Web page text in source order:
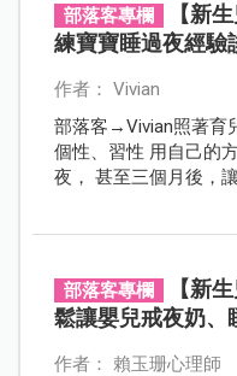
部落客專欄
【新
練寶寶睡過夜經驗
作者： Vivian
部落客→Vivian照著育
個性、習性 用自己的
夜， 甚至三個月後，
部落客專欄
【新
鬆讓嬰兒戒夜奶、
作者： 賴玉珊心理師